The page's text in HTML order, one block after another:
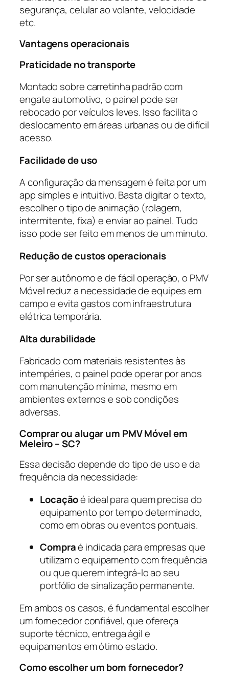
segurança, celular ao volante, velocidade
etc.
Vantagens operacionais
Praticidade no transporte
Montado sobre carretinha padrão com
engate automotivo, o painel pode ser
rebocado por veículos leves. Isso facilita o
deslocamento em áreas urbanas ou de difícil
acesso.
Facilidade de uso
A configuração da mensagem é feita por um
app simples e intuitivo. Basta digitar o texto,
escolher o tipo de animação (rolagem,
intermitente, fixa) e enviar ao painel. Tudo
isso pode ser feito em menos de um minuto.
Redução de custos operacionais
Por ser autônomo e de fácil operação, o PMV
Móvel reduz a necessidade de equipes em
campo e evita gastos com infraestrutura
elétrica temporária.
Alta durabilidade
Fabricado com materiais resistentes às
intempéries, o painel pode operar por anos
com manutenção mínima, mesmo em
ambientes externos e sob condições
adversas.
Comprar ou alugar um PMV Móvel em
Meleiro – SC?
Essa decisão depende do tipo de uso e da
frequência da necessidade:
Locaçãoé ideal para quem precisa do
equipamento por tempo determinado,
como em obras ou eventos pontuais.
Compraé indicada para empresas que
utilizam o equipamento com frequência
ou que querem integrá-lo ao seu
portfólio de sinalização permanente.
Em ambos os casos, é fundamental escolher
um fornecedor confiável, que ofereça
suporte técnico, entrega ágil e
equipamentos em ótimo estado.
Como escolher um bom fornecedor?